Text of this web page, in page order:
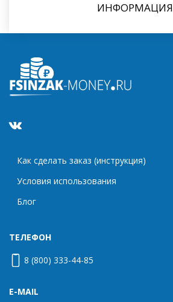
ИНФОРМАЦИЯ
Как сделать заказ (инструкция)
Условия использования
Блог
ТЕЛЕФОН
8 (800) 333-44-85
E-MAIL